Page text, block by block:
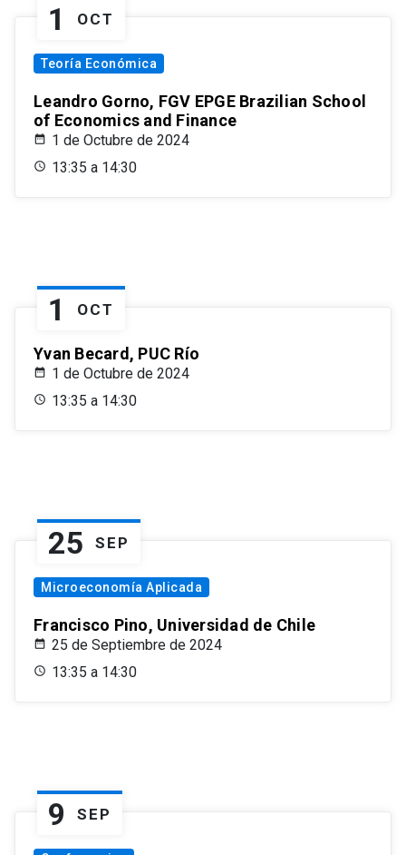
1 OCT
Teoría Económica
Leandro Gorno, FGV EPGE Brazilian School
of Economics and Finance
1 de Octubre de 2024
13:35 a 14:30
1 OCT
Yvan Becard, PUC Río
1 de Octubre de 2024
13:35 a 14:30
25 SEP
Microeconomía Aplicada
Francisco Pino, Universidad de Chile
25 de Septiembre de 2024
13:35 a 14:30
9 SEP